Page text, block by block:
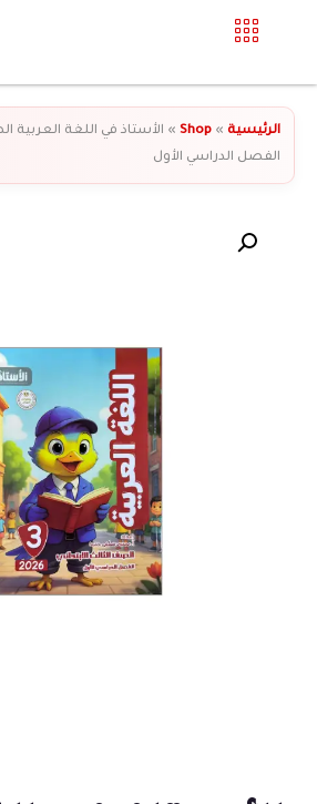
الرئيسية »
Shop
» الأستاذ في اللغة العربية
الفصل الدراسي الأول